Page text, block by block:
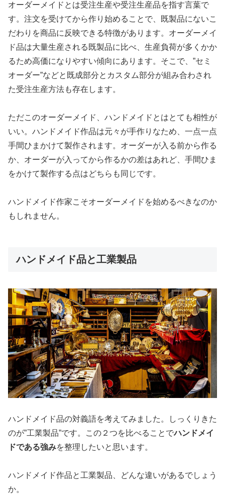
オーダーメイドとは受注生産や受注生産品を指す言葉で
す。注文を受けてから作り始めることで、既製品にないこ
だわりを商品に反映できる特徴があります。オーダーメイ
ド品は大量生産される既製品に比べ、生産負荷が多くかか
るため高価になりやすい傾向にあります。そこで、”セミ
オーダー”などと既成部分とカスタム部分が組み合わされ
た受注生産方法も存在します。
ただこのオーダーメイド、ハンドメイドとはとても相性が
いい。ハンドメイド作品は元々が手作りなため、一点一点
手間ひまかけて製作されます。オーダーが入る前から作る
か、オーダーが入ってから作るかの差はあれど、手間ひま
をかけて製作する点はどちらも同じです。
ハンドメイド作家こそオーダーメイドを始めるべきなのか
もしれません。
ハンドメイド品と工業製品
ハンドメイド品の対義語を考えてみました。しっくりきた
のが”工業製品”です。この２つを比べることでハンドメイ
ドである強みを整理したいと思います。
ハンドメイド作品と工業製品、どんな違いがあるでしょう
か。